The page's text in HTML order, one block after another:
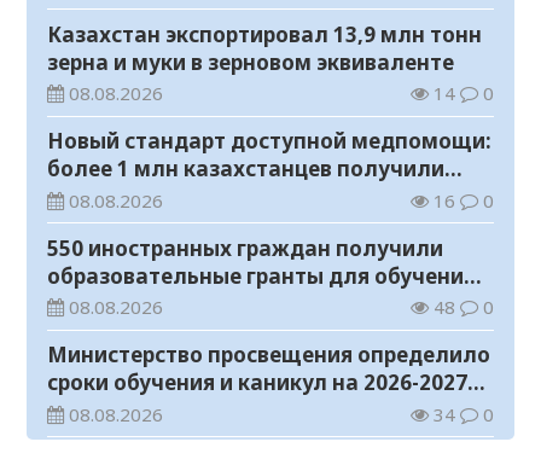
Казахстан экспортировал 13,9 млн тонн
зерна и муки в зерновом эквиваленте
08.08.2026 14 0
Новый стандарт доступной медпомощи:
более 1 млн казахстанцев получили
телемедицинские услуги
08.08.2026 16 0
550 иностранных граждан получили
образовательные гранты для обучения в
Казахстане
08.08.2026 48 0
Министерство просвещения определило
сроки обучения и каникул на 2026-2027
учебный год
08.08.2026 34 0